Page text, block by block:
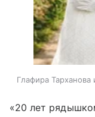
Глафира
«20 лет